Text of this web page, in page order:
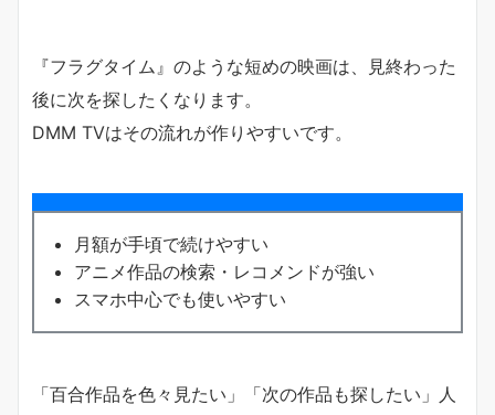
『フラグタイム』のような短めの映画は、見終わった
後に次を探したくなります。
DMM TVはその流れが作りやすいです。
月額が手頃で続けやすい
アニメ作品の検索・レコメンドが強い
スマホ中心でも使いやすい
「百合作品を色々見たい」「次の作品も探したい」人